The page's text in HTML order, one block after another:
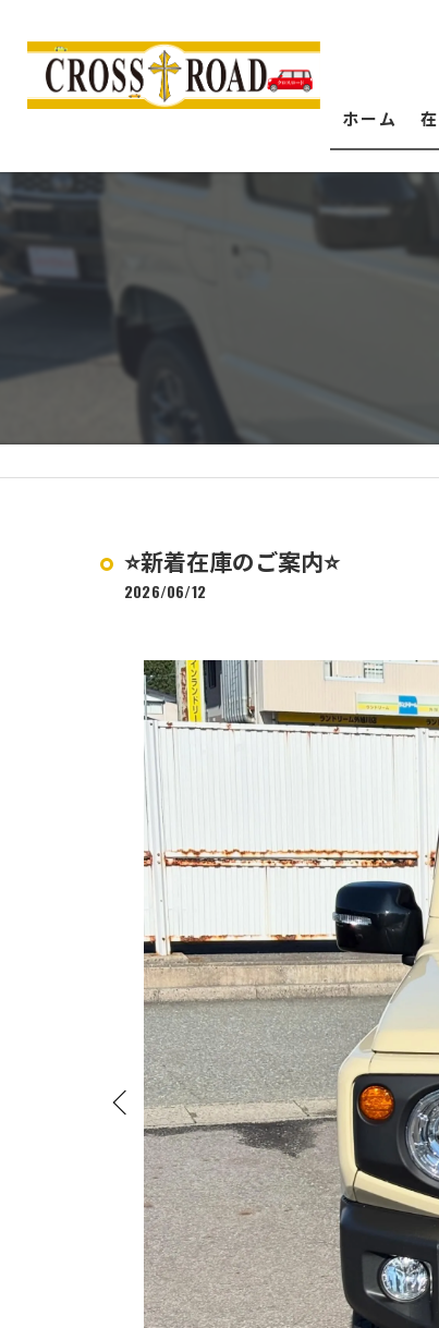
ホーム
⭐️新着在庫のご案内⭐️
2026/06/12